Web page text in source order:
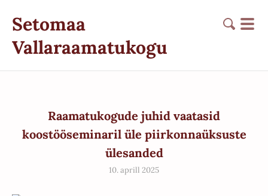
Setomaa
Vallaraamatukogu
Raamatukogude juhid vaatasid
koostööseminaril üle piirkonnaüksuste
ülesanded
10. aprill 2025